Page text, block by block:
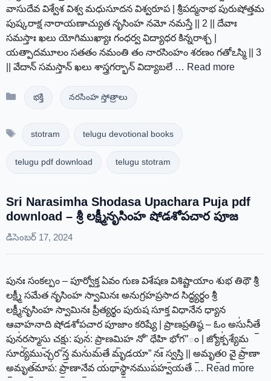
వాసుదేవ విశ్వేశ విశ్వ మధుసూదన విశ్వరూప | శ్రీపద్మనాభ పురుషోత్తమ
పుష్కరాక్ష నారాయణాచ్యుత నృసింహ నమో నమస్తే || 2 || దేవాః
సమస్తాః ఖలు యోగిముఖ్యాః గంధర్వ విద్యాధర కిన్నరాశ్చ |
యత్పాదమూలం సతతం నమంతి తం నారసింహం శరణం గతోఽస్మి || 3
|| వేదాన్ సమస్తాన్ ఖలు శాస్త్రగర్భాన్ విద్యాబలే … Read more
Categories
భక్తి నరసింహ స్తోత్రాలు
Tagsstotram telugu devotional books
telugu pdf download telugu stotram
Sri Narasimha Shodasa Upachara Puja pdf
download – శ్రీ లక్ష్మీనృసింహ షోడశోపచార పూజ
డిసెంబర్ 17, 2024
పునః సంకల్పం – పూర్వోక్త ఏవం గుణ విశేషణ విశిష్టాయాం శుభ తిథౌ శ్రీ
లక్ష్మీ సమేత నృసింహ స్వామినః అనుగ్రహప్రసాద సిద్ధ్యర్థం శ్రీ
లక్ష్మీనృసింహ స్వామినః ప్రీత్యర్థం పురుష సూక్త విధానేన ధ్యాన
ఆవాహనాది షోడశోపచార పూజాం కరిష్యే | ప్రాణప్రతిష్ఠ – ఓం అసు॑నీతే॒
పున॑ర॒స్మాసు॒ చక్షు॒: పున॑: ప్రా॒ణమి॒హ నో” ధేహి॒ భోగ”ం | జ్యోక్ప॑శ్యేమ॒
సూర్య॑ము॒చ్చర”న్త॒ మను॑మతే మృ॒డయా” నః స్వ॒స్తి || అ॒మృత॒o వై ప్రా॒ణా
అ॒మృత॒మాప॑: ప్రా॒ణానే॒వ య॑థాస్థా॒నముప॑హ్వయతే … Read more